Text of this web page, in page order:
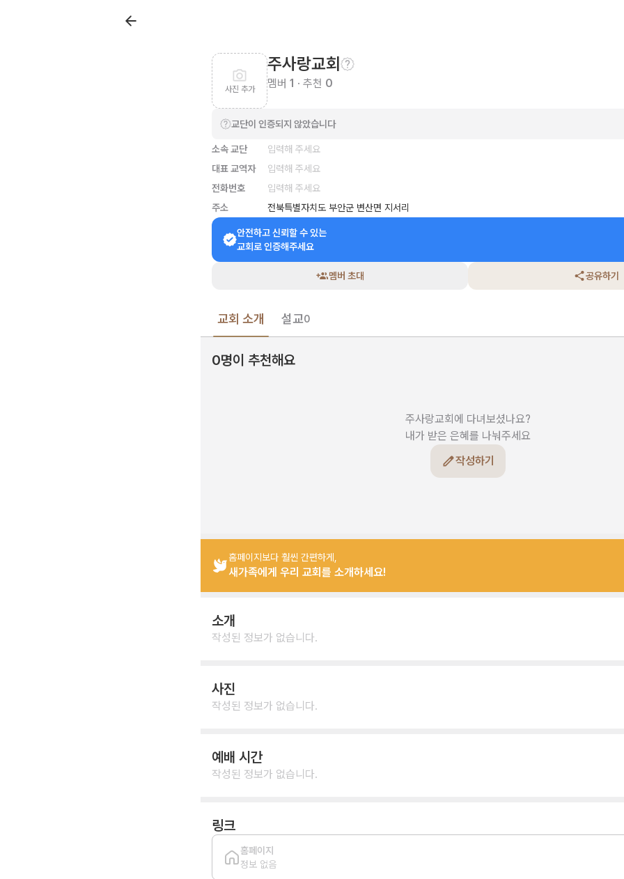
사진 추가
주사랑교회
멤버 1 · 추천 0
교단이 인증되지 않았습니다
소속 교단
입력해 주세요
대표 교역자
입력해 주세요
전화번호
입력해 주세요
주소
전북특별자치도 부안군 변산면 지서리
안전하고 신뢰할 수 있는
교회로 인증해주세요
멤버 초대 공유하기
교회 소개 설교0
0명이 추천해요
주사랑교회에 다녀보셨나요?
내가 받은 은혜를 나눠주세요
작성하기
홈페이지보다 훨씬 간편하게,
새가족에게 우리 교회를 소개하세요!
소개
작성된 정보가 없습니다.
사진
작성된 정보가 없습니다.
예배 시간
작성된 정보가 없습니다.
링크
홈페이지
정보 없음